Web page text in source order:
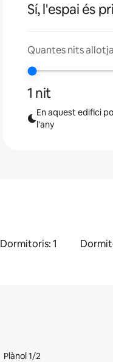
Sí, l'espai és
Quantes nits
1 nit
En aquest edifici
l'any
Dormitoris: 1
Plànol 1/2